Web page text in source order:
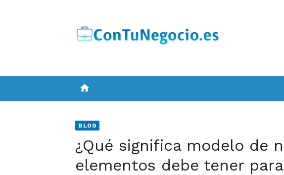
home
BLOG
¿Qué significa modelo de
elementos debe tener